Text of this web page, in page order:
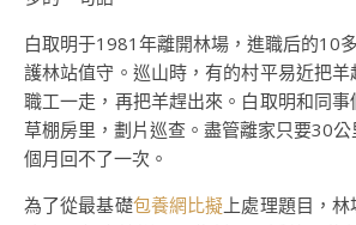
白取明于1981年離開林場，進職后的10
護林站值守。巡山時，有的村平易近把
職工一走，再把羊趕出來。白取明和同
草棚房里，劃片巡查。盡管離家只要30
個月回不了一次。
為了從最基礎包養網比擬 上處理題目，